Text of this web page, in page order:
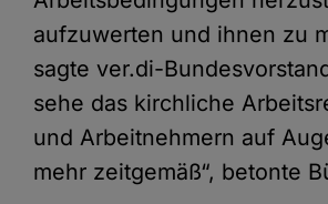
aufzuwerten und ihnen zu
sagte ver.di-
sehe das kirchliche
und Arbeitnehmern auf
mehr zeitgemäß“, betonte